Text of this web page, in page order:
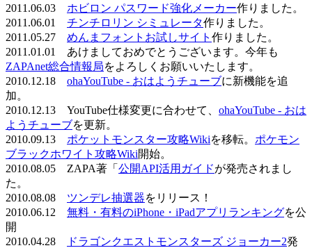
2011.06.03 ホビロン パスワード強化メーカー作りました。
2011.06.01 チンチロリン シミュレータ作りました。
2011.05.27 めんまフォントお試しサイト 作りました。
2011.01.01 あけましておめでとうございます。今年も
ZAPAnet総合情報局をよろしくお願いいたします。
2010.12.18 ohaYouTube - おはようチューブに新機能を追
加。
2010.12.13 YouTube仕様変更に合わせて、 ohaYouTube - おは
ようチューブを更新。
2010.09.13 ポケットモンスター攻略Wikiを移転。 ポケモン
ブラックホワイト攻略Wiki開始。
2010.08.05 ZAPA著「 公開API活用ガイドが発売されまし
た。
2010.08.08 ツンデレ抽選器をリリース！
2010.06.12 無料・有料のiPhone・iPadアプリランキングを公
開
2010.04.28
ドラゴンクエストモンスターズ ジョーカー2発